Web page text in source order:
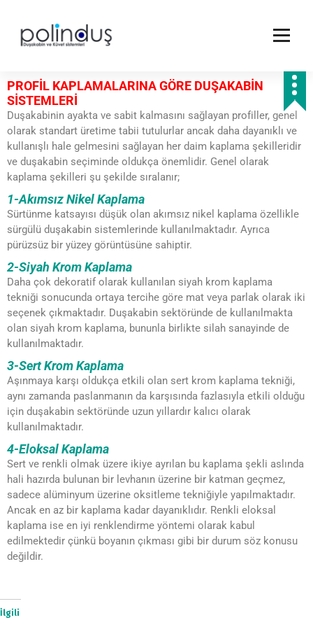
PROFİL KAPLAMALARINA GÖRE DUŞAKABİN
SİSTEMLERİ
Duşakabinin ayakta ve sabit kalmasını sağlayan profiller, genel
olarak standart üretime tabii tutulurlar ancak daha dayanıklı ve
kullanışlı hale gelmesini sağlayan her daim kaplama şekilleridir
ve duşakabin seçiminde oldukça önemlidir. Genel olarak
kaplama şekilleri şu şekilde sıralanır;
1-Akımsız Nikel Kaplama
Sürtünme katsayısı düşük olan akımsız nikel kaplama özellikle
sürgülü duşakabin sistemlerinde kullanılmaktadır. Ayrıca
pürüzsüz bir yüzey görüntüsüne sahiptir.
2-Siyah Krom Kaplama
Daha çok dekoratif olarak kullanılan siyah krom kaplama
tekniği sonucunda ortaya tercihe göre mat veya parlak olarak iki
seçenek çıkmaktadır. Duşakabin sektöründe de kullanılmakta
olan siyah krom kaplama, bununla birlikte silah sanayinde de
kullanılmaktadır.
3-Sert Krom Kaplama
Aşınmaya karşı oldukça etkili olan sert krom kaplama tekniği,
aynı zamanda paslanmanın da karşısında fazlasıyla etkili olduğu
için duşakabin sektöründe uzun yıllardır kalıcı olarak
kullanılmaktadır.
4-Eloksal Kaplama
Sert ve renkli olmak üzere ikiye ayrılan bu kaplama şekli aslında
hali hazırda bulunan bir levhanın üzerine bir katman geçmez,
sadece alüminyum üzerine oksitleme tekniğiyle yapılmaktadır.
Ancak en az bir kaplama kadar dayanıklıdır. Renkli eloksal
kaplama ise en iyi renklendirme yöntemi olarak kabul
edilmektedir çünkü boyanın çıkması gibi bir durum söz konusu
değildir.
İlgili